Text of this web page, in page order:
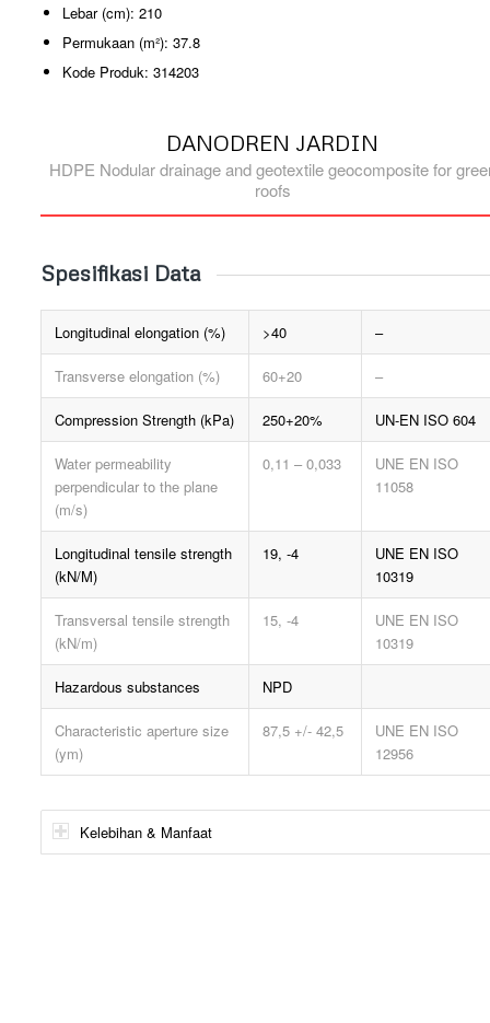
Lebar (cm): 210
Permukaan (m²): 37.8
Kode Produk: 314203
DANODREN JARDIN
HDPE Nodular drainage and geotextile geocomposite for
roofs
Spesifikasi Data
Longitudinal elongation (%) >40 –
Transverse elongation (%) 60+20 –
Compression Strength (kPa) 250+20% UN-EN ISO 604
Water permeability
perpendicular to the plane
(m/s)
0,11 – 0,033
UNE EN ISO
11058
Longitudinal tensile strength
(kN/M)
19, -4
UNE EN ISO
10319
Transversal tensile strength
(kN/m)
15, -4
UNE EN ISO
10319
Hazardous substances NPD
Characteristic aperture size
(ym)
87,5 +/- 42,5
UNE EN ISO
12956
Kelebihan & Manfaat